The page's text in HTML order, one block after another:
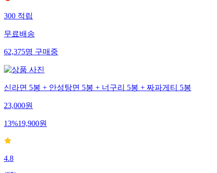
300적립
무료배송
62,375명구매중
신라면 5봉 + 안성탕면 5봉 + 너구리 5봉 + 짜파게티 5봉
23,000원
13%19,900원
4.8